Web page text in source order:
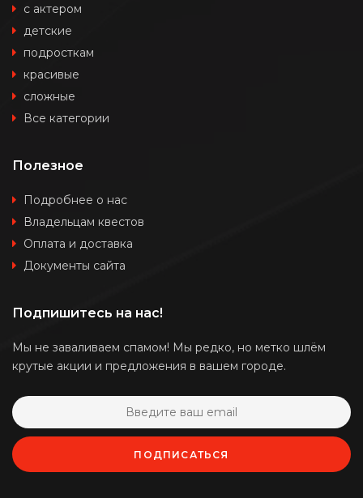
с актером
детские
подросткам
красивые
сложные
Все категории
Полезное
Подробнее о нас
Владельцам квестов
Оплата и доставка
Документы сайта
Подпишитесь на нас!
Мы не заваливаем спамом! Мы редко, но метко шлём
крутые акции и предложения в вашем городе.
ПОДПИСАТЬСЯ